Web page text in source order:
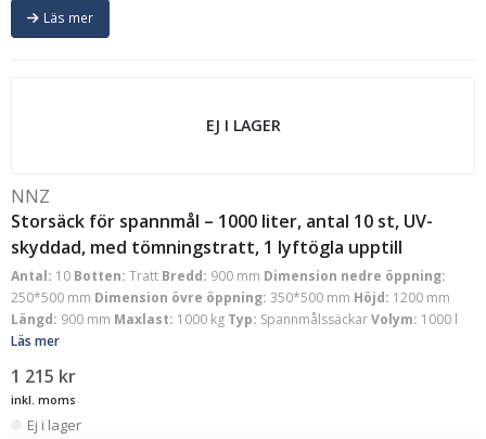
Läs mer
EJ I LAGER
NNZ
Storsäck för spannmål – 1000 liter, antal 10 st, UV-
skyddad, med tömningstratt, 1 lyftögla upptill
Antal: 10 Botten: Tratt Bredd: 900 mm Dimension nedre öppning:
250*500 mm Dimension övre öppning: 350*500 mm Höjd: 1200 mm
Längd: 900 mm Maxlast: 1000 kg Typ: SpannmålssäckarVolym: 1000 l
Läs mer
1 215 kr
inkl. moms
Ej i lager